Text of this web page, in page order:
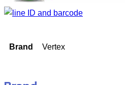
Brand Vertex